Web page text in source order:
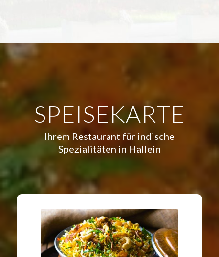
SPEISEKARTE
Ihrem Restaurant für indische
Spezialitäten in Hallein